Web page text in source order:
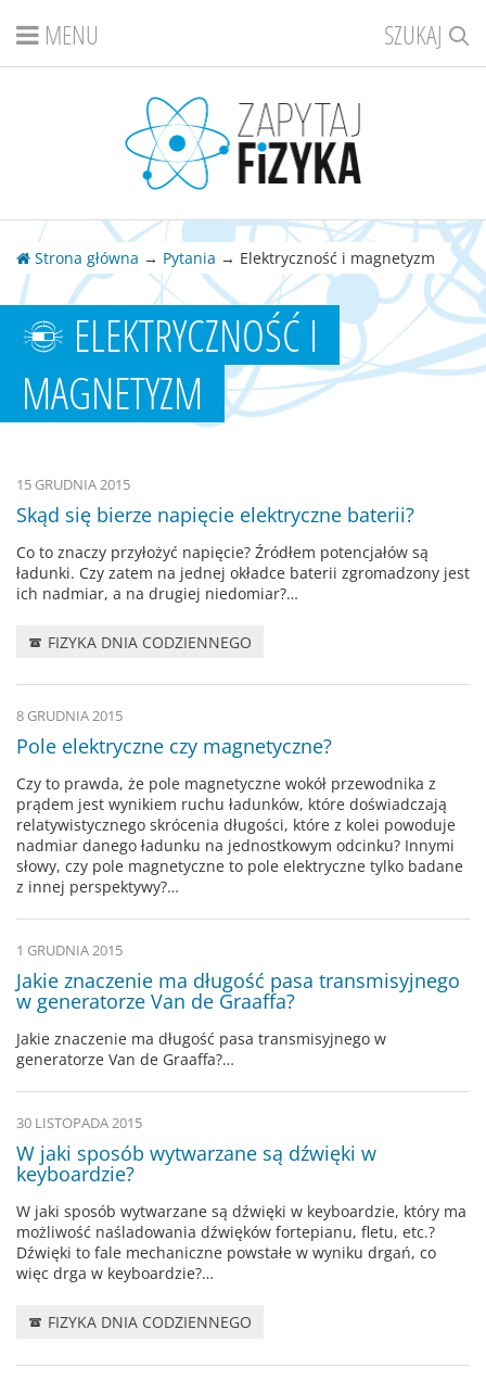
SZUKAJ
MENU
Strona główna → Pytania → Elektryczność i magnetyzm
ELEKTRYCZNOŚĆ I
MAGNETYZM
15 GRUDNIA 2015
Skąd się bierze napięcie elektryczne baterii?
Co to znaczy przyłożyć napięcie? Źródłem potencjałów są
ładunki. Czy zatem na jednej okładce baterii zgromadzony jest
ich nadmiar, a na drugiej niedomiar?…
FIZYKA DNIA CODZIENNEGO
8 GRUDNIA 2015
Pole elektryczne czy magnetyczne?
Czy to prawda, że pole magnetyczne wokół przewodnika z
prądem jest wynikiem ruchu ładunków, które doświadczają
relatywistycznego skrócenia długości, które z kolei powoduje
nadmiar danego ładunku na jednostkowym odcinku? Innymi
słowy, czy pole magnetyczne to pole elektryczne tylko badane
z innej perspektywy?…
1 GRUDNIA 2015
Jakie znaczenie ma długość pasa transmisyjnego
w generatorze Van de Graaffa?
Jakie znaczenie ma długość pasa transmisyjnego w
generatorze Van de Graaffa?…
30 LISTOPADA 2015
W jaki sposób wytwarzane są dźwięki w
keyboardzie?
W jaki sposób wytwarzane są dźwięki w keyboardzie, który ma
możliwość naśladowania dźwięków fortepianu, fletu, etc.?
Dźwięki to fale mechaniczne powstałe w wyniku drgań, co
więc drga w keyboardzie?…
FIZYKA DNIA CODZIENNEGO